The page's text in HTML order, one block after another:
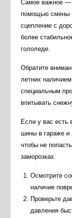
Самое важное —
помощью смены
сцепление с
более
гололеде.
Обратите
летних
специальным
впитывать
Если у вас есть
шины в гараже и
чтобы не
заморозках.
Осмотрите
наличие
Проверьте
давления